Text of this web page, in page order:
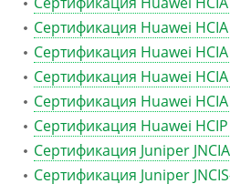
Сертификация Huawei
Сертификация Huawei
Сертификация Huawei
Сертификация Huawei HCIA
Сертификация Huawei
Сертификация Juniper
Сертификация Juniper